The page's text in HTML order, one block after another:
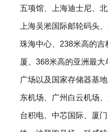
五项馆、上海迪士尼、
上海吴淞国际邮轮码
珠海中心、238米高的
厦、368米高的亚洲最
广场以及国家存储器基
东机场、广州白云机场
台积电、中芯国际、厦